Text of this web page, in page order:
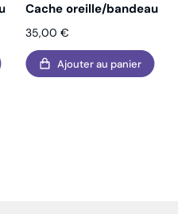
Cache oreille/bandeau
35,00€
Ajouter au panier